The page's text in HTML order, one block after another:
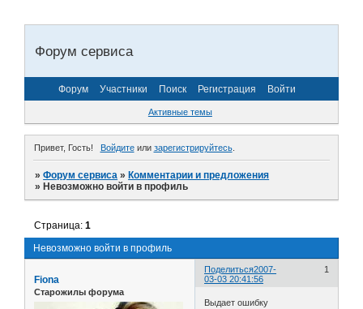
Форум сервиса
Форум Участники Поиск Регистрация Войти
Активные темы
Привет, Гость! Войдитеили зарегистрируйтесь.
»Форум сервиса »Комментарии и предложения
»Невозможно войти в профиль
Невозможно войти в профиль
Страница:1
Поделиться 1
2007-
03-03 20:41:56
Fiona
Старожилы форума
Выдает ошибку